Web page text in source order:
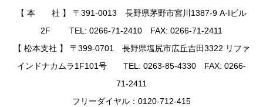
【 本 社 】 〒391-0013 長野県茅野市宮川1387-9 A-Iビル
2F TEL: 0266-71-2410 FAX: 0266-71-2411
【 松本支社 】 〒399-0701 長野県塩尻市広丘吉田3322 リファ
インドナカムラ1F101号 TEL: 0263-85-4330 FAX: 0266-
71-2411
フリーダイヤル：0120-712-415